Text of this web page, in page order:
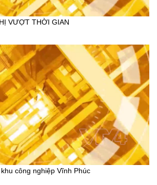
VƯỢT THỜI GIAN
công nghiệp Vĩnh Phúc